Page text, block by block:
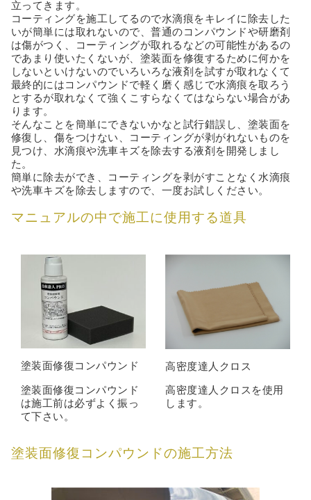
立ってきます。
コーティングを施工してるので水滴痕をキレイに除去した
いが簡単には取れないので、普通のコンパウンドや研磨剤
は傷がつく、コーティングが取れるなどの可能性があるの
であまり使いたくないが、塗装面を修復するために何かを
しないといけないのでいろいろな液剤を試すが取れなくて
最終的にはコンパウンドで軽く磨く感じで水滴痕を取ろう
とするが取れなくて強くこすらなくてはならない場合があ
ります。
そんなことを簡単にできないかなと試行錯誤し、塗装面を
修復し、傷をつけない、コーティングが剥がれないものを
見つけ、水滴痕や洗車キズを除去する液剤を開発しまし
た。
簡単に除去ができ、コーティングを剥がすことなく水滴痕
や洗車キズを除去しますので、一度お試しください。
マニュアルの中で施工に使用する道具
塗装面修復コンパウンド
塗装面修復コンパウンド
は施工前は必ずよく振っ
て下さい。
高密度達人クロス
高密度達人クロスを使用
します。
塗装面修復コンパウンドの施工方法